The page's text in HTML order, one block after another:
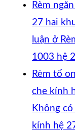
Rèm
27 hai
luận ở
1003 hệ
Rèm tổ
che kính
Không
kính hệ